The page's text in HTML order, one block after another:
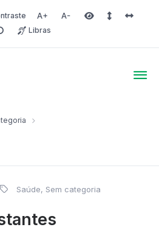
Aumentar fonte
Diminuir fonteÁrea selecionada
Espaço
RedefinirLibras
Saúde, Sem categoria